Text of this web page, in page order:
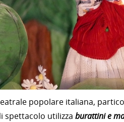
popolare italiana,
spettacolo utilizza burattini e